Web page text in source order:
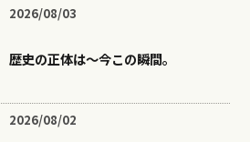
2026/08/03
歴史の正体は〜今この瞬間。
2026/08/02